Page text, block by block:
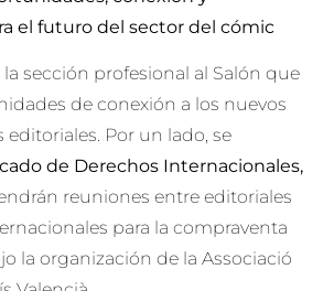
el futuro del sector del cómic
sección profesional al Salón que
de conexión a los nuevos
editoriales. Por un lado, se
de Derechos Internacionales,
reuniones entre editoriales
para la compraventa
la organización de la Associació